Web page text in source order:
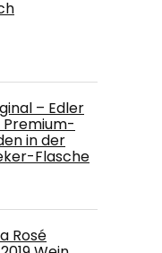
– Edler
in der
Flasche
Rosé